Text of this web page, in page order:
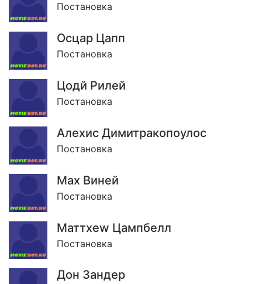
Постановка
Осцар Цапп
Постановка
Цодй Рилей
Постановка
Алеxис Димитракопоулос
Постановка
Маx Виней
Постановка
Маттхеw Цампбелл
Постановка
Дон Зандер